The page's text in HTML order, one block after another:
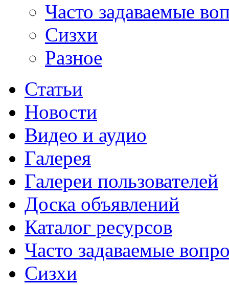
Часто задаваемые
Сизхи
Разное
Статьи
Новости
Видео и аудио
Галерея
Галереи пользователей
Доска объявлений
Каталог ресурсов
Часто задаваемые
Сизхи